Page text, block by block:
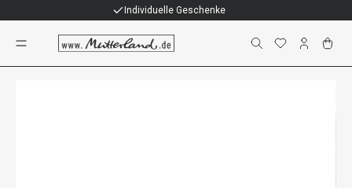
Individuelle Geschenke